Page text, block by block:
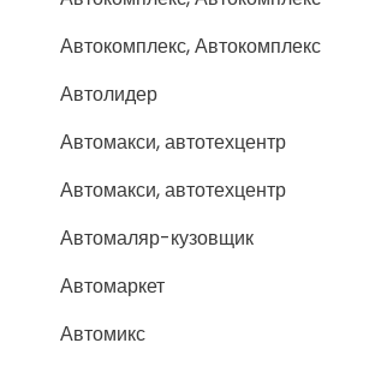
Автокомплекс, Автокомплекс
Автолидер
Автомакси, автотехцентр
Автомакси, автотехцентр
Автомаляр-кузовщик
Автомаркет
Автомикс